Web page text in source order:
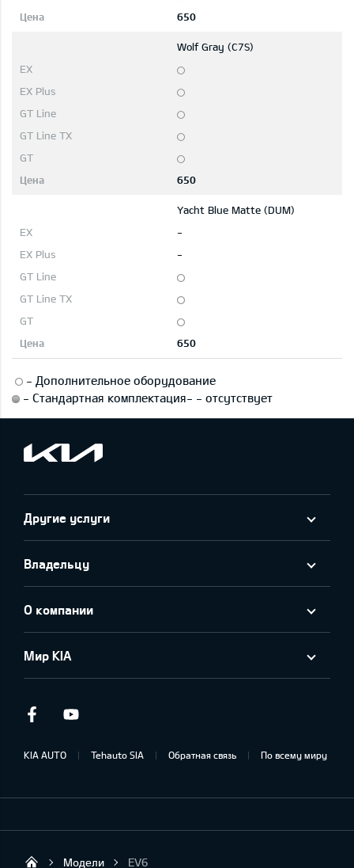
650
Wolf Gray (C7S)
650
Yacht Blue Matte (DUM)
-
-
650
- Дополнительное оборудование
- Стандартная комплектация- - отсутствует
Другие услуги
Владельцу
О компании
Мир KIA
Facebook
KIA AUTO Tehauto SIA Обратная связь По всему миру
Модели EV6